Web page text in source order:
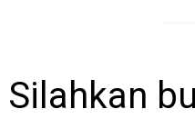
Silahkan